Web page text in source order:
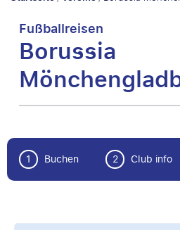
Fußballreisen
Borussia
1 Buchen 2 Club info